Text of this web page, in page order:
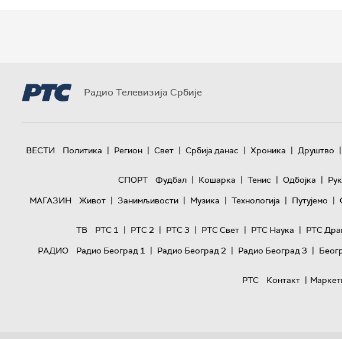
Радио Телевизија Србије
ВЕСТИ Политика | Регион | Свет | Србија данас | Хроника | Друштво |
СПОРТ
Фудбал | Кошарка | Тенис | Одбојка |
МАГАЗИН
Живот | Занимљивости | Музика | Технологијa | Путујемо |
ТВ
РТС 1 | РТС 2 | РТС 3 | РТС Свет | РТС Наука | РТС
РАДИО
Радио Београд 1 | Радио Београд 2 | Радио Београд 3 |
РТС
Контакт |